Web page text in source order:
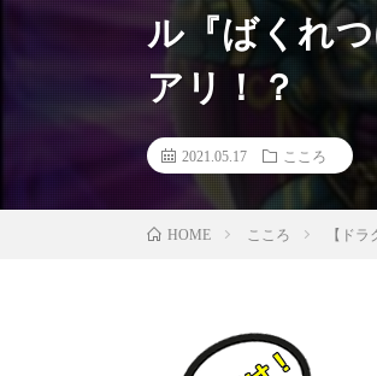
ル『ばくれ
アリ！？
2021.05.17 こころ
HOME こころ 【ド